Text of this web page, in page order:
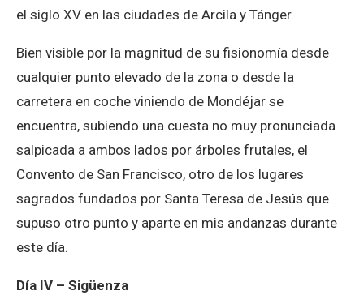
el siglo XV en las ciudades de Arcila y Tánger.
Bien visible por la magnitud de su fisionomía desde
cualquier punto elevado de la zona o desde la
carretera en coche viniendo de Mondéjar se
encuentra, subiendo una cuesta no muy pronunciada
salpicada a ambos lados por árboles frutales, el
Convento de San Francisco, otro de los lugares
sagrados fundados por Santa Teresa de Jesús que
supuso otro punto y aparte en mis andanzas durante
este día.
Día IV – Sigüenza